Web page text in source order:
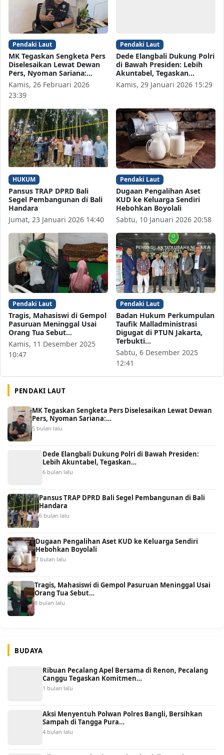
Pendaki Laut
MK Tegaskan Sengketa Pers
Diselesaikan Lewat Dewan
Pers, Nyoman Sariana:…
Kamis, 26 Februari 2026
23:39
Pendaki Laut
Dede Elangbali Dukung Polri
di Bawah Presiden: Lebih
Akuntabel, Tegaskan…
Kamis, 29 Januari 2026 15:29
HUKUM
Pansus TRAP DPRD Bali
Segel Pembangunan di Bali
Handara
Jumat, 23 Januari 2026 14:40
Pendaki Laut
Dugaan Pengalihan Aset
KUD ke Keluarga Sendiri
Hebohkan Boyolali
Sabtu, 10 Januari 2026 20:58
Pendaki Laut
Tragis, Mahasiswi di Gempol
Pasuruan Meninggal Usai
Orang Tua Sebut…
Kamis, 11 Desember 2025
10:47
Pendaki Laut
Badan Hukum Perkumpulan
Taufik Malladministrasi
Digugat di PTUN Jakarta,
Terbukti…
Sabtu, 6 Desember 2025
12:41
PENDAKI LAUT
MK Tegaskan Sengketa Pers Diselesaikan Lewat Dewan
Pers, Nyoman Sariana:…
5 bulan lalu
Dede Elangbali Dukung Polri di Bawah Presiden:
Lebih Akuntabel, Tegaskan…
6 bulan lalu
Pansus TRAP DPRD Bali Segel Pembangunan di Bali
Handara
6 bulan lalu
Dugaan Pengalihan Aset KUD ke Keluarga Sendiri
Hebohkan Boyolali
7 bulan lalu
Tragis, Mahasiswi di Gempol Pasuruan Meninggal Usai
Orang Tua Sebut…
8 bulan lalu
BUDAYA
Ribuan Pecalang Apel Bersama di Renon, Pecalang
Canggu Tegaskan Komitmen…
1 bulan lalu
Aksi Menyentuh Polwan Polres Bangli, Bersihkan
Sampah di Tangga Pura…
4 bulan lalu